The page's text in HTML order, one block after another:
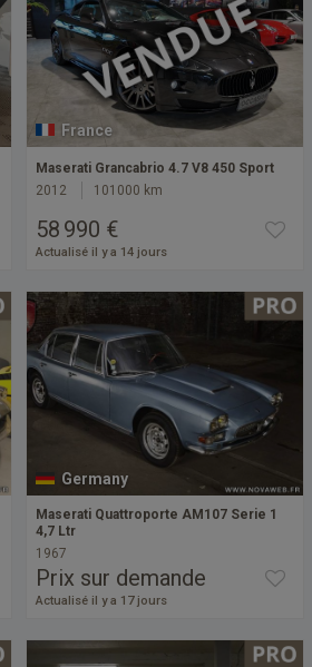
France
Maserati Grancabrio 4.7 V8 450 Sport
2012
101000 km
58 990 €
Actualisé il y a 14 jours
Germany
Maserati Quattroporte AM107 Serie 1
4,7 Ltr
1967
Prix sur demande
Actualisé il y a 17 jours